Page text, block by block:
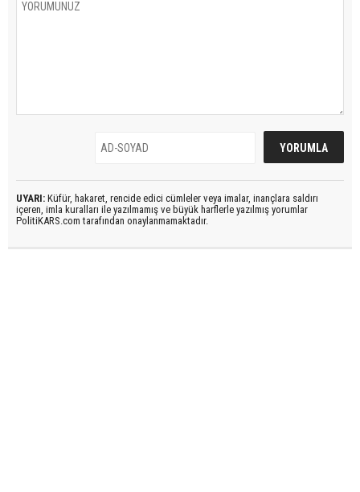
UYARI: Küfür, hakaret, rencide edici cümleler veya imalar, inançlara saldırı
içeren, imla kuralları ile yazılmamış ve büyük harflerle yazılmış yorumlar
PolitiKARS.com tarafından onaylanmamaktadır.